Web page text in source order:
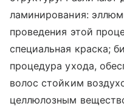
ламинирования:
проведения этой
специальная краска;
процедура ухода,
волос стойким
целлюлозным